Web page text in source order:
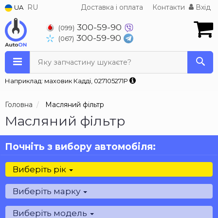
UA RU Доставка і оплата Контакти Вхід
(099) 300-59-90
(067) 300-59-90
Яку запчастину шукаєте?
Наприклад: маховик Кадді, 027105271P
Головна Масляний фільтр
Масляний фільтр
Почніть з вибору автомобіля:
Виберіть рік
Виберіть марку
Виберіть модель